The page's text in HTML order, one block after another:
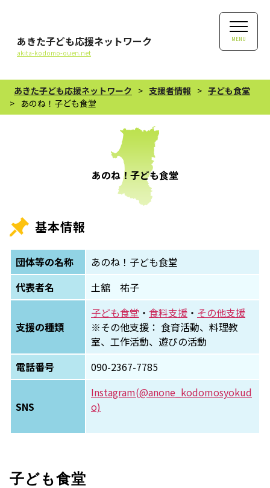
あきた子ども応援ネットワーク
akita-kodomo-ouen.net
MENU
あきた子ども応援ネットワーク > 支援者情報 > 子ども食堂
> あのね！子ども食堂
あのね！子ども食堂
基本情報
団体等の名称
あのね！子ども食堂
代表者名
土舘 祐子
支援の種類
子ども食堂 ・ 食料支援 ・ その他支援
※その他支援： 食育活動、料理教
室、工作活動、遊びの活動
電話番号
090-2367-7785
SNS
Instagram(@anone_kodomosyokud
o)
子ども食堂